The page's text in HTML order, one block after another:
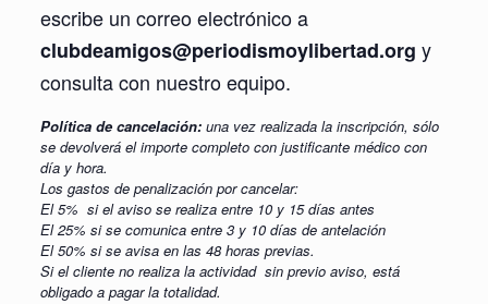
escribe un correo electrónico a
clubdeamigos@periodismoylibertad.org y
consulta con nuestro equipo.
Política de cancelación:una vez realizada la inscripción, sólo
se devolverá el importe completo con justificante médico con
día y hora.
Los gastos de penalización por cancelar:
El 5% si el aviso se realiza entre 10 y 15 días antes
El 25% si se comunica entre 3 y 10 días de antelación
El 50% si se avisa en las 48 horas previas.
Si el cliente no realiza la actividad sin previo aviso, está
obligado a pagar la totalidad.